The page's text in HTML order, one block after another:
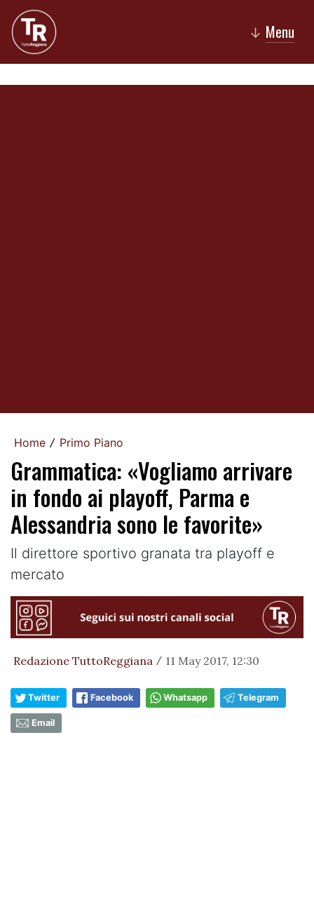
↓ Menu
Home / Primo Piano
Grammatica: «Vogliamo arrivare
in fondo ai playoff, Parma e
Alessandria sono le favorite»
Il direttore sportivo granata tra playoff e
mercato
Redazione TuttoReggiana / 11 May 2017, 12:30
Twitter Facebook Whatsapp Telegram
Email